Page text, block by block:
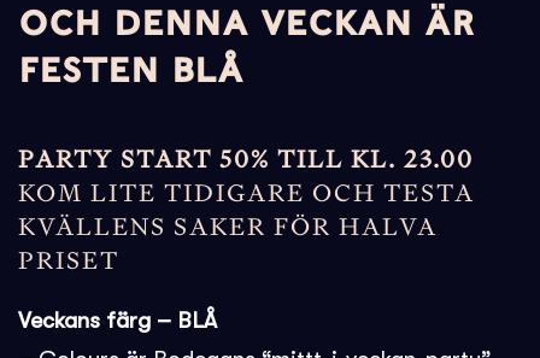
OCH DENNA VECKAN ÄR
FESTEN BLÅ
PARTY START 50% TILL KL. 23.00
KOM LITE TIDIGARE OCH TESTA
KVÄLLENS SAKER FÖR HALVA
PRISET
Veckans färg – BLÅ